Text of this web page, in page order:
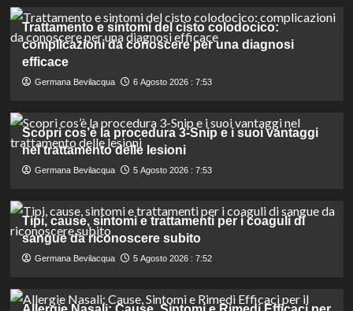
Trattamento e sintomi del cisto colodocico:
complicazioni da conoscere per una diagnosi
efficace
Germana Bevilacqua 6 Agosto 2026 : 7:53
Scopri cos’è la procedura 3-Snip e i suoi vantaggi
nel trattamento delle lesioni
Germana Bevilacqua 5 Agosto 2026 : 7:53
Tipi, cause, sintomi e trattamenti per i coaguli di
sangue da riconoscere subito
Germana Bevilacqua 5 Agosto 2026 : 7:52